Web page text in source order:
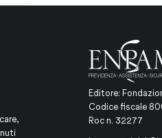
Editore:
Codice fiscale
Roc n. 32277